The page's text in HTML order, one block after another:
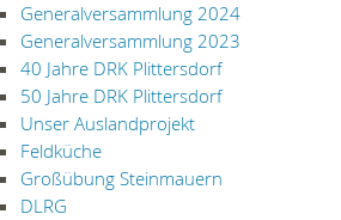
Generalversammlung 2024
Generalversammlung 2023
40 Jahre DRK Plittersdorf
50 Jahre DRK Plittersdorf
Unser Auslandprojekt
Feldküche
Großübung Steinmauern
DLRG